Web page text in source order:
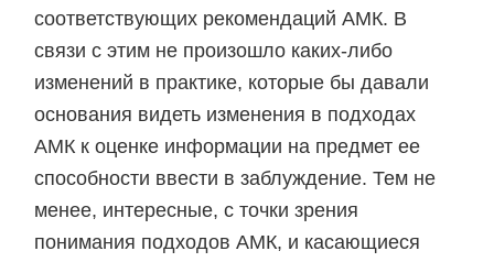
соответствующих рекомендаций АМК. В
связи с этим не произошло каких-либо
изменений в практике, которые бы давали
основания видеть изменения в подходах
АМК к оценке информации на предмет ее
способности ввести в заблуждение. Тем не
менее, интересные, с точки зрения
понимания подходов АМК, и касающиеся